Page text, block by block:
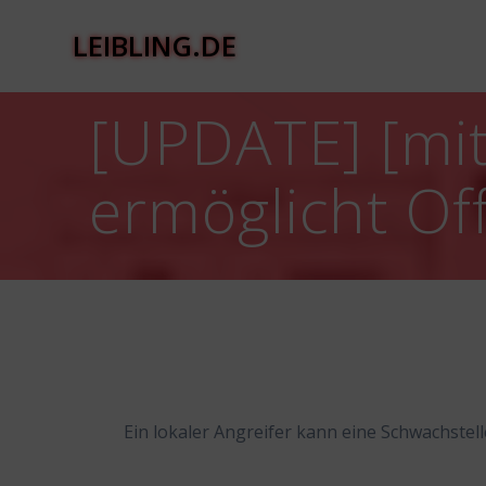
LEIBLING.DE
[UPDATE]
ermöglicht
Ein lokaler Angreifer kann eine